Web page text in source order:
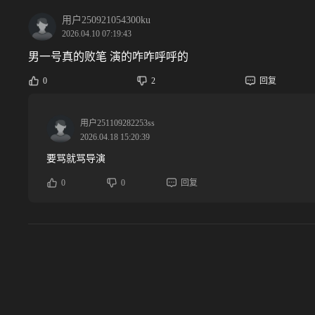
用户250921054300ku
2026.04.10 07:19:43
男一号真的败笔 演的咋咋呼呼的
0 2 回复
用户251109282253ss
2026.04.18 15:20:39
要骂就骂导演
0 0 回复